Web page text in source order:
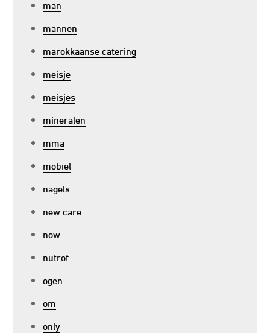
man
mannen
marokkaanse catering
meisje
meisjes
mineralen
mma
mobiel
nagels
new care
now
nutrof
ogen
om
only